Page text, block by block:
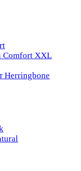
Comfort XXL
Herringbone